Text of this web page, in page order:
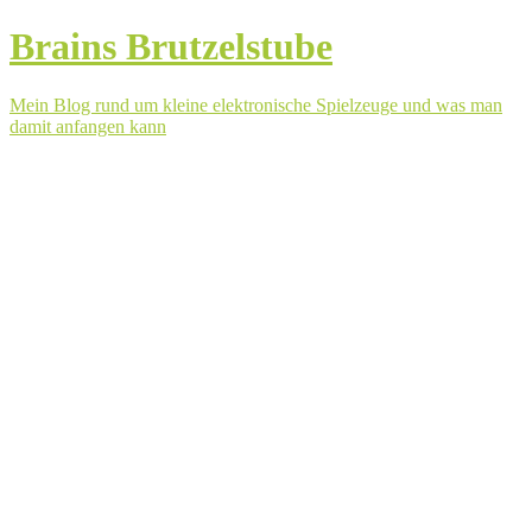
Brains Brutzelstube
Mein Blog rund um kleine elektronische Spielzeuge und was man
damit anfangen kann